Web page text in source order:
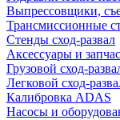
Выпрессовщики,
Трансмиссионные
Стенды сход-развал
Аксессуары и
Грузовой сход-
Легковой сход-
Калибровка ADAS
Насосы и